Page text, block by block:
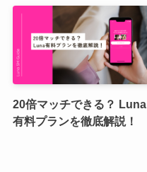
20倍マッチできる？ Luna
有料プランを徹底解説！